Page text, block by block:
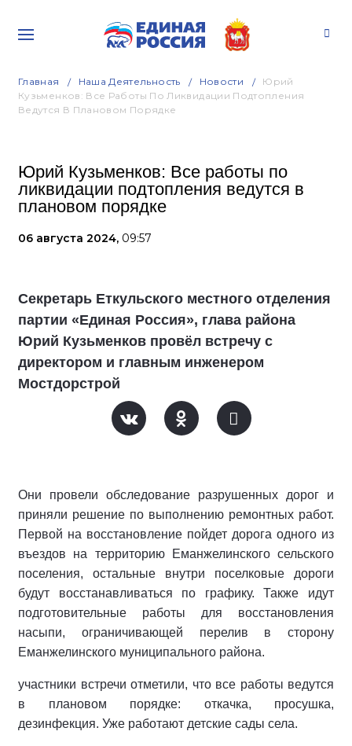
Главная Наша Деятельность Новости
Юрий
Кузьменков: Все Работы По Ликвидации Подтопления
Ведутся В Плановом Порядке
Юрий Кузьменков: Все работы по
ликвидации подтопления ведутся в
плановом порядке
06 августа 2024, 09:57
Секретарь Еткульского местного отделения
партии «Единая Россия», глава района
Юрий Кузьменков провёл встречу с
директором и главным инженером
Мостдорстрой
Они провели обследование разрушенных дорог и
приняли решение по выполнению ремонтных работ.
Первой на восстановление пойдет дорога одного из
въездов на территорию Еманжелинского сельского
поселения, остальные внутри поселковые дороги
будут восстанавливаться по графику. Также идут
подготовительные работы для восстановления
насыпи, ограничивающей перелив в сторону
Еманжелинского муниципального района.
участники встречи отметили, что все работы ведутся
в плановом порядке: откачка, просушка,
дезинфекция. Уже работают детские сады села.